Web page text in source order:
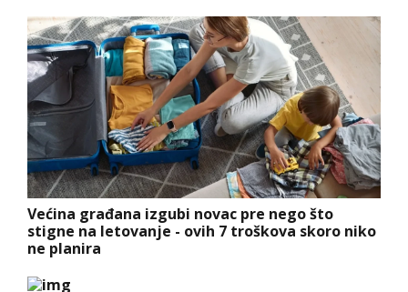
Većina građana izgubi novac pre nego što
stigne na letovanje - ovih 7 troškova skoro niko
ne planira